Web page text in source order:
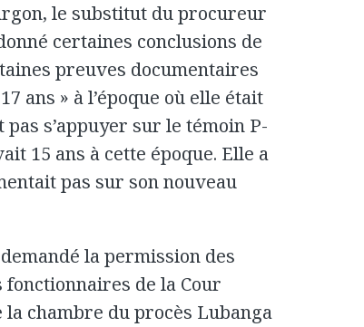
le substitut du procureur
certaines conclusions de
preuves documentaires
ans » à l’époque où elle était
pas s’appuyer sur le témoin P-
15 ans à cette époque. Elle a
pas sur son nouveau
la permission des
de la Cour
chambre du procès Lubanga